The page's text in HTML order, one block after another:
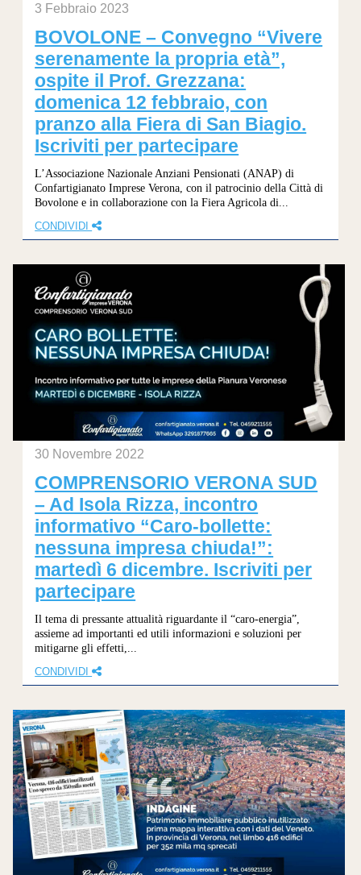
3 Febbraio 2023
BOVOLONE – Convegno “Vivere
serenamente la propria età”,
ospite il Prof. Grezzana:
domenica 12 febbraio, con
pranzo alla Fiera di San Biagio.
Iscriviti per partecipare
L’Associazione Nazionale Anziani Pensionati (ANAP) di
Confartigianato Imprese Verona, con il patrocinio della Città di
Bovolone e in collaborazione con la Fiera Agricola di...
CONDIVIDI
30 Novembre 2022
COMPRENSORIO VERONA SUD
– Ad Isola Rizza, incontro
informativo “Caro-bollette:
nessuna impresa chiuda!”:
martedì 6 dicembre. Iscriviti per
partecipare
Il tema di pressante attualità riguardante il “caro-energia”,
assieme ad importanti ed utili informazioni e soluzioni per
mitigarne gli effetti,...
CONDIVIDI